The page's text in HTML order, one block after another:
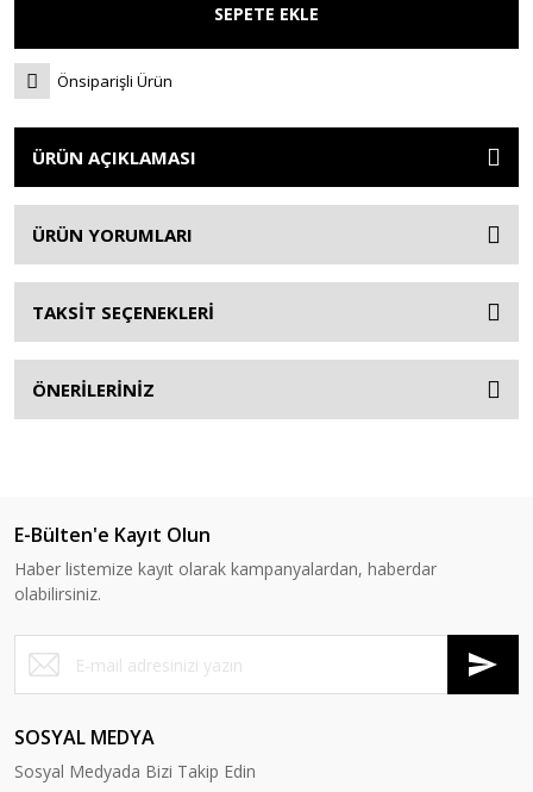
SEPETE EKLE
Önsiparişli Ürün
ÜRÜN AÇIKLAMASI
ÜRÜN YORUMLARI
TAKSİT SEÇENEKLERİ
ÖNERİLERİNİZ
E-Bülten'e Kayıt Olun
Haber listemize kayıt olarak kampanyalardan, haberdar
olabilirsiniz.
SOSYAL MEDYA
Sosyal Medyada Bizi Takip Edin